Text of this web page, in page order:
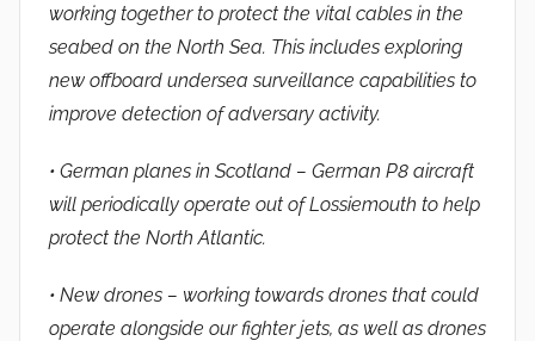
working together to protect the vital cables in the
seabed on the North Sea. This includes exploring
new offboard undersea surveillance capabilities to
improve detection of adversary activity.
• German planes in Scotland – German P8 aircraft
will periodically operate out of Lossiemouth to help
protect the North Atlantic.
• New drones – working towards drones that could
operate alongside our fighter jets, as well as drones